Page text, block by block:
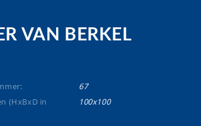
VAN BERKEL
67
(HxBxD in
100x100